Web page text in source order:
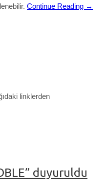
Continue Reading →
linklerden
duyuruldu